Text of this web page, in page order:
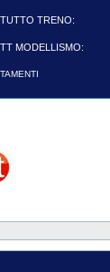
TRENO:
MODELLISMO: